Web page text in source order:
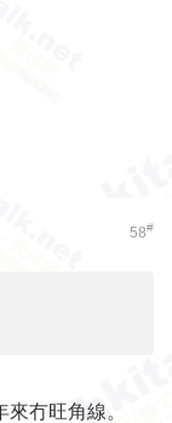
58#
冇旺角線。